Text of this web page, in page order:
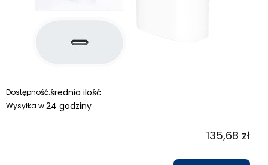
Dostępność:średnia ilość
Wysyłka w:24 godziny
135,68 zł